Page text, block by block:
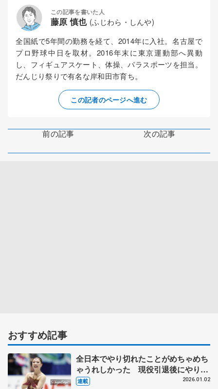
この記事を書いた人
藤原 慎也 (ふじわら・しんや)
全国紙で5年間の勤務を経て、2014年に入社。名古屋で
プロ野球中日を取材。2016年末に東京運動部へ異動
し、フィギュアスケート、体操、パラスポーツを担当。
だんじり祭りで有名な岸和田市育ち。
この記者のページへ進む
前の記事 次の記事
おすすめ記事
全日本でやり切れたことがめちゃめち
ゃうれしかった 現役引退後にやりた
いことは…【第5回 新葉のことば】
連載 2026.01.02